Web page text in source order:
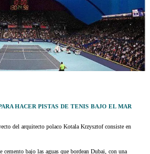
HACER PISTAS DE TENIS BAJO EL MAR
del arquitecto polaco Kotala Krzysztof consiste en
cemento bajo las aguas que bordean Dubai, con una